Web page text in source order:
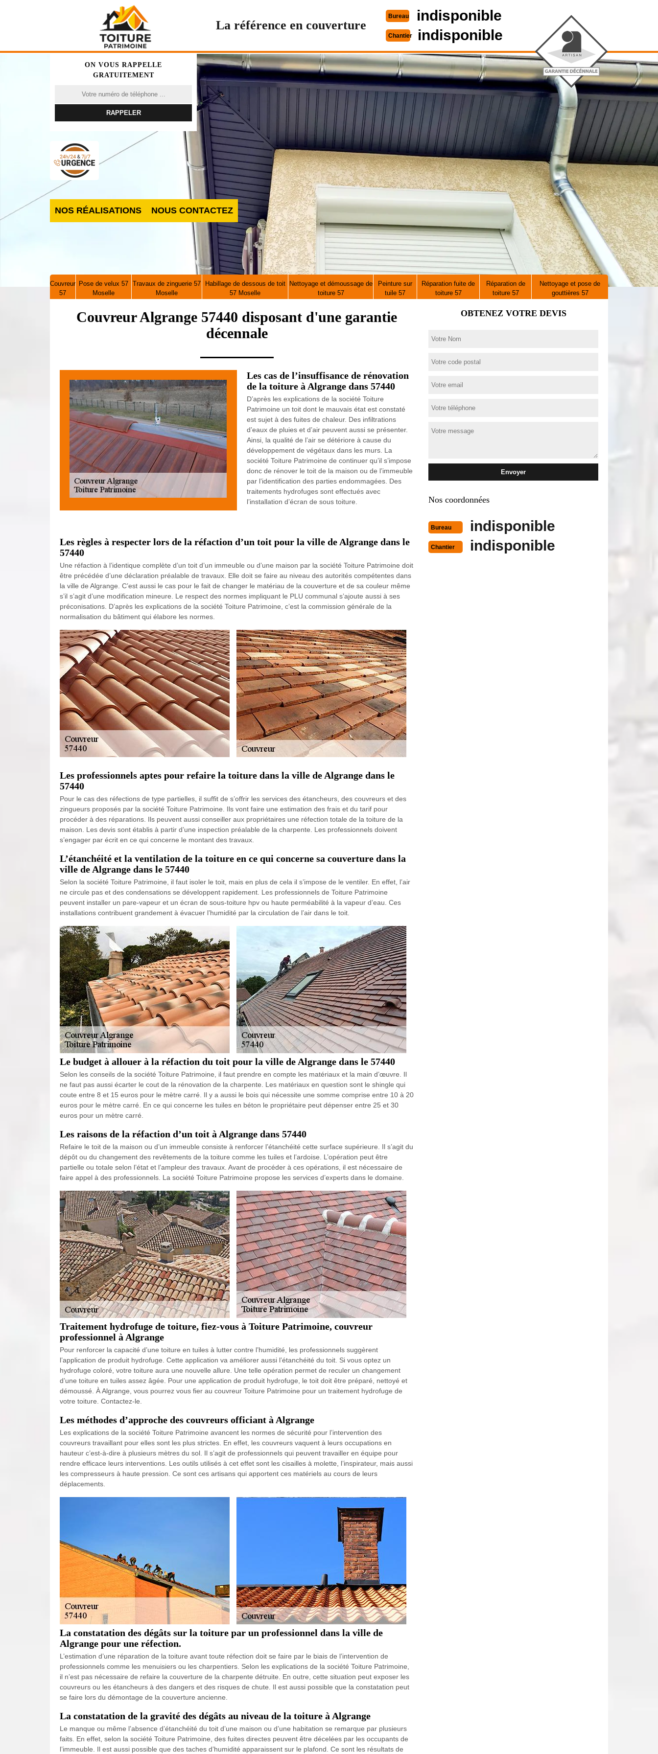
La référence en couverture
Bureau indisponible
Chantier indisponible
ON VOUS RAPPELLE
GRATUITEMENT
NOS RÉALISATIONS NOUS CONTACTEZ
Couvreur
57
Pose de velux 57
Moselle
Travaux de zinguerie 57
Moselle
Habillage de dessous de toit
57 Moselle
Nettoyage et démoussage de
toiture 57
Peinture sur
tuile 57
Réparation fuite de
toiture 57
Réparation de
toiture 57
Nettoyage et pose de
gouttières 57
Couvreur Algrange 57440 disposant d'une garantie
décennale
Les cas de l’insuffisance de rénovation
de la toiture à Algrange dans 57440
D’après les explications de la société Toiture
Patrimoine un toit dont le mauvais état est constaté
est sujet à des fuites de chaleur. Des infiltrations
d’eaux de pluies et d’air peuvent aussi se présenter.
Ainsi, la qualité de l’air se détériore à cause du
développement de végétaux dans les murs. La
société Toiture Patrimoine de continuer qu’il s’impose
donc de rénover le toit de la maison ou de l’immeuble
par l’identification des parties endommagées. Des
traitements hydrofuges sont effectués avec
l’installation d’écran de sous toiture.
Les règles à respecter lors de la réfaction d’un toit pour la ville de Algrange dans le
57440
Une réfaction à l’identique complète d’un toit d’un immeuble ou d’une maison par la société Toiture Patrimoine doit
être précédée d’une déclaration préalable de travaux. Elle doit se faire au niveau des autorités compétentes dans
la ville de Algrange. C’est aussi le cas pour le fait de changer le matériau de la couverture et de sa couleur même
s’il s’agit d’une modification mineure. Le respect des normes impliquant le PLU communal s’ajoute aussi à ses
préconisations. D’après les explications de la société Toiture Patrimoine, c’est la commission générale de la
normalisation du bâtiment qui élabore les normes.
Les professionnels aptes pour refaire la toiture dans la ville de Algrange dans le
57440
Pour le cas des réfections de type partielles, il suffit de s’offrir les services des étancheurs, des couvreurs et des
zingueurs proposés par la société Toiture Patrimoine. Ils vont faire une estimation des frais et du tarif pour
procéder à des réparations. Ils peuvent aussi conseiller aux propriétaires une réfection totale de la toiture de la
maison. Les devis sont établis à partir d’une inspection préalable de la charpente. Les professionnels doivent
s’engager par écrit en ce qui concerne le montant des travaux.
L’étanchéité et la ventilation de la toiture en ce qui concerne sa couverture dans la
ville de Algrange dans le 57440
Selon la société Toiture Patrimoine, il faut isoler le toit, mais en plus de cela il s’impose de le ventiler. En effet, l’air
ne circule pas et des condensations se développent rapidement. Les professionnels de Toiture Patrimoine
peuvent installer un pare-vapeur et un écran de sous-toiture hpv ou haute perméabilité à la vapeur d’eau. Ces
installations contribuent grandement à évacuer l’humidité par la circulation de l’air dans le toit.
Le budget à allouer à la réfaction du toit pour la ville de Algrange dans le 57440
Selon les conseils de la société Toiture Patrimoine, il faut prendre en compte les matériaux et la main d’œuvre. Il
ne faut pas aussi écarter le cout de la rénovation de la charpente. Les matériaux en question sont le shingle qui
coute entre 8 et 15 euros pour le mètre carré. Il y a aussi le bois qui nécessite une somme comprise entre 10 à 20
euros pour le mètre carré. En ce qui concerne les tuiles en béton le propriétaire peut dépenser entre 25 et 30
euros pour un mètre carré.
Les raisons de la réfaction d’un toit à Algrange dans 57440
Refaire le toit de la maison ou d’un immeuble consiste à renforcer l’étanchéité cette surface supérieure. Il s’agit du
dépôt ou du changement des revêtements de la toiture comme les tuiles et l’ardoise. L’opération peut être
partielle ou totale selon l’état et l’ampleur des travaux. Avant de procéder à ces opérations, il est nécessaire de
faire appel à des professionnels. La société Toiture Patrimoine propose les services d’experts dans le domaine.
Traitement hydrofuge de toiture, fiez-vous à Toiture Patrimoine, couvreur
professionnel à Algrange
Pour renforcer la capacité d’une toiture en tuiles à lutter contre l’humidité, les professionnels suggèrent
l’application de produit hydrofuge. Cette application va améliorer aussi l’étanchéité du toit. Si vous optez un
hydrofuge coloré, votre toiture aura une nouvelle allure. Une telle opération permet de reculer un changement
d’une toiture en tuiles assez âgée. Pour une application de produit hydrofuge, le toit doit être préparé, nettoyé et
démoussé. À Algrange, vous pourrez vous fier au couvreur Toiture Patrimoine pour un traitement hydrofuge de
votre toiture. Contactez-le.
Les méthodes d’approche des couvreurs officiant à Algrange
Les explications de la société Toiture Patrimoine avancent les normes de sécurité pour l’intervention des
couvreurs travaillant pour elles sont les plus strictes. En effet, les couvreurs vaquent à leurs occupations en
hauteur c’est-à-dire à plusieurs mètres du sol. Il s’agit de professionnels qui peuvent travailler en équipe pour
rendre efficace leurs interventions. Les outils utilisés à cet effet sont les cisailles à molette, l’inspirateur, mais aussi
les compresseurs à haute pression. Ce sont ces artisans qui apportent ces matériels au cours de leurs
déplacements.
La constatation des dégâts sur la toiture par un professionnel dans la ville de
Algrange pour une réfection.
L’estimation d’une réparation de la toiture avant toute réfection doit se faire par le biais de l’intervention de
professionnels comme les menuisiers ou les charpentiers. Selon les explications de la société Toiture Patrimoine,
il n’est pas nécessaire de refaire la couverture de la charpente détruite. En outre, cette situation peut exposer les
couvreurs ou les étancheurs à des dangers et des risques de chute. Il est aussi possible que la constatation peut
se faire lors du démontage de la couverture ancienne.
La constatation de la gravité des dégâts au niveau de la toiture à Algrange
Le manque ou même l’absence d’étanchéité du toit d’une maison ou d’une habitation se remarque par plusieurs
faits. En effet, selon la société Toiture Patrimoine, des fuites directes peuvent être décelées par les occupants de
l’immeuble. Il est aussi possible que des taches d’humidité apparaissent sur le plafond. Ce sont les résultats de
OBTENEZ VOTRE DEVIS
Nos coordonnées
Bureau indisponible
Chantier indisponible